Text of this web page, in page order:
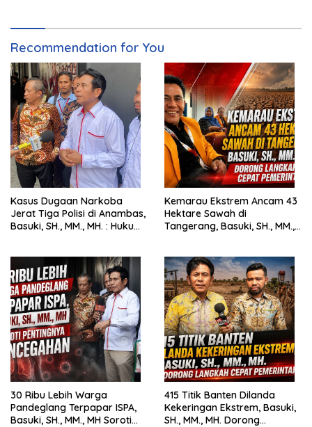
Recommendation for You
Kasus Dugaan Narkoba
Jerat Tiga Polisi di Anambas,
Basuki, SH., MM., MH. : Hukum
Kemarau Ekstrem Ancam 43
Hektare Sawah di
Tangerang, Basuki, SH., MM.,
30 Ribu Lebih Warga
Pandeglang Terpapar ISPA,
Basuki, SH., MM., MH Soroti
415 Titik Banten Dilanda
Kekeringan Ekstrem, Basuki,
SH., MM., MH. Dorong